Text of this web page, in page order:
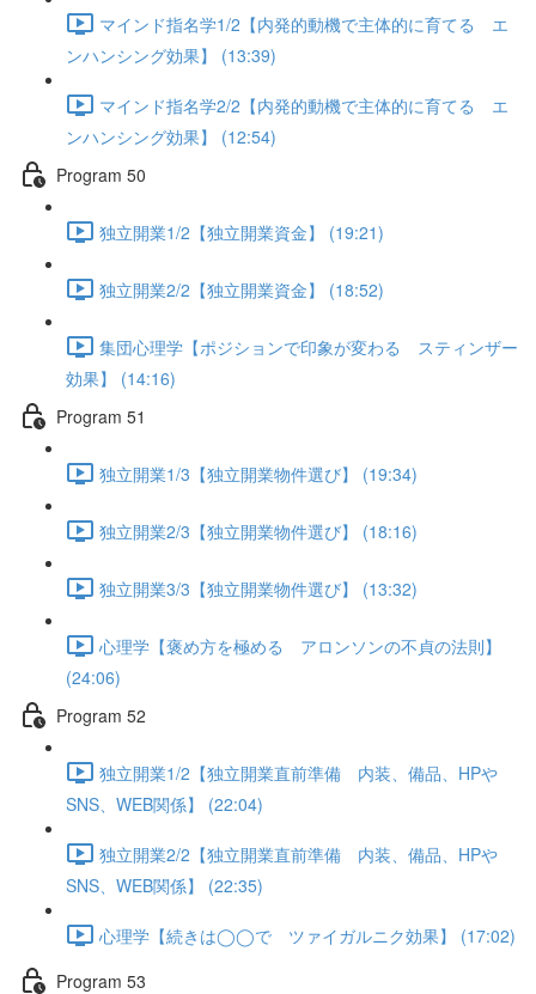
マインド指名学1/2【内発的動機で主体的に育てる エ
ンハンシング効果】 (13:39)
マインド指名学2/2【内発的動機で主体的に育てる エ
ンハンシング効果】 (12:54)
Program 50
独立開業1/2【独立開業資金】 (19:21)
独立開業2/2【独立開業資金】 (18:52)
集団心理学【ポジションで印象が変わる スティンザー
効果】 (14:16)
Program 51
独立開業1/3【独立開業物件選び】 (19:34)
独立開業2/3【独立開業物件選び】 (18:16)
独立開業3/3【独立開業物件選び】 (13:32)
心理学【褒め方を極める アロンソンの不貞の法則】
(24:06)
Program 52
独立開業1/2【独立開業直前準備 内装、備品、HPや
SNS、WEB関係】 (22:04)
独立開業2/2【独立開業直前準備 内装、備品、HPや
SNS、WEB関係】 (22:35)
心理学【続きは◯◯で ツァイガルニク効果】 (17:02)
Program 53